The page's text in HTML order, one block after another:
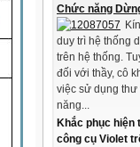
Chức năng
duy trì hệ thống
trên hệ thống.
đối với thầy, cô
việc sử dụng
năng...
Khắc phục
công cụ Violet